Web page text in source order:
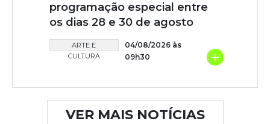
programação especial entre
os dias 28 e 30 de agosto
ARTE E
CULTURA
04/08/2026 às
09h30
+
VER MAIS NOTÍCIAS